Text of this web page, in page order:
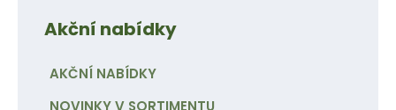
Akční nabídky
AKČNÍ NABÍDKY
NOVINKY V SORTIMENTU